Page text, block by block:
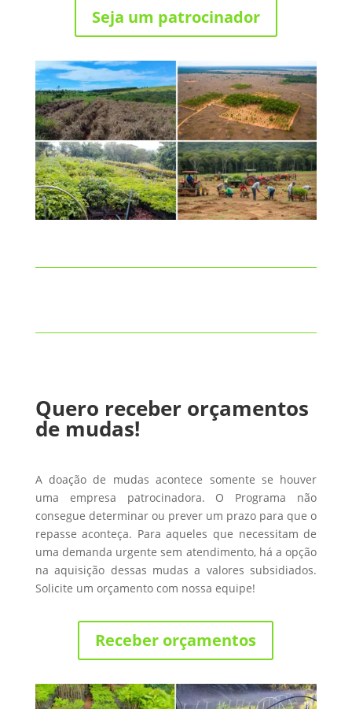
Seja um patrocinador
Quero receber orçamentos
de mudas!
A doação de mudas acontece somente se houver
uma empresa patrocinadora. O Programa não
consegue determinar ou prever um prazo para que o
repasse aconteça. Para aqueles que necessitam de
uma demanda urgente sem atendimento, há a opção
na aquisição dessas mudas a valores subsidiados.
Solicite um orçamento com nossa equipe!
Receber orçamentos